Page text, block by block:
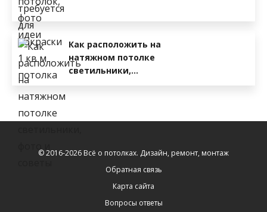
Как расположить на
натяжном потолке
светильники,…
© 2016-2026 Всё о потолках. Дизайн, ремонт, монтаж
Обратная связь
Карта сайта
Вопросы ответы